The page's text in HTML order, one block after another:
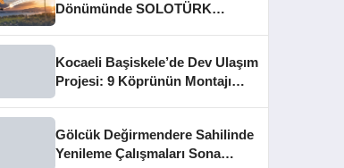
Dönümünde SOLOTÜRK
Kocaeli Başiskele’de Dev Ulaşım
Projesi: 9 Köprünün Montajı
Gölcük Değirmendere Sahilinde
Yenileme Çalışmaları Sona